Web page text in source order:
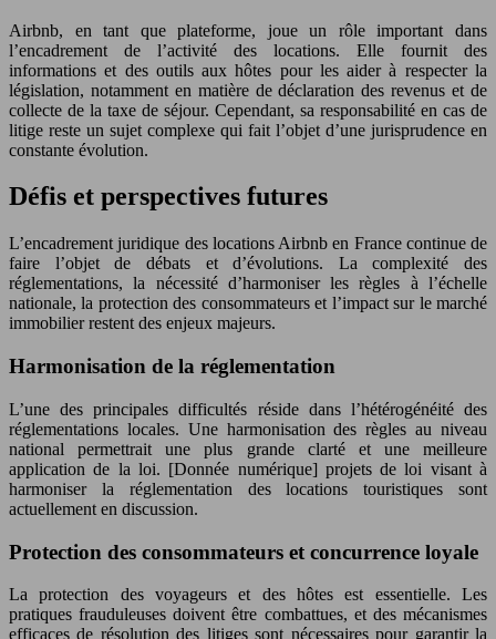
Airbnb, en tant que plateforme, joue un rôle important dans
l’encadrement de l’activité des locations. Elle fournit des
informations et des outils aux hôtes pour les aider à respecter la
législation, notamment en matière de déclaration des revenus et de
collecte de la taxe de séjour. Cependant, sa responsabilité en cas de
litige reste un sujet complexe qui fait l’objet d’une jurisprudence en
constante évolution.
Défis et perspectives futures
L’encadrement juridique des locations Airbnb en France continue de
faire l’objet de débats et d’évolutions. La complexité des
réglementations, la nécessité d’harmoniser les règles à l’échelle
nationale, la protection des consommateurs et l’impact sur le marché
immobilier restent des enjeux majeurs.
Harmonisation de la réglementation
L’une des principales difficultés réside dans l’hétérogénéité des
réglementations locales. Une harmonisation des règles au niveau
national permettrait une plus grande clarté et une meilleure
application de la loi. [Donnée numérique] projets de loi visant à
harmoniser la réglementation des locations touristiques sont
actuellement en discussion.
Protection des consommateurs et concurrence loyale
La protection des voyageurs et des hôtes est essentielle. Les
pratiques frauduleuses doivent être combattues, et des mécanismes
efficaces de résolution des litiges sont nécessaires pour garantir la